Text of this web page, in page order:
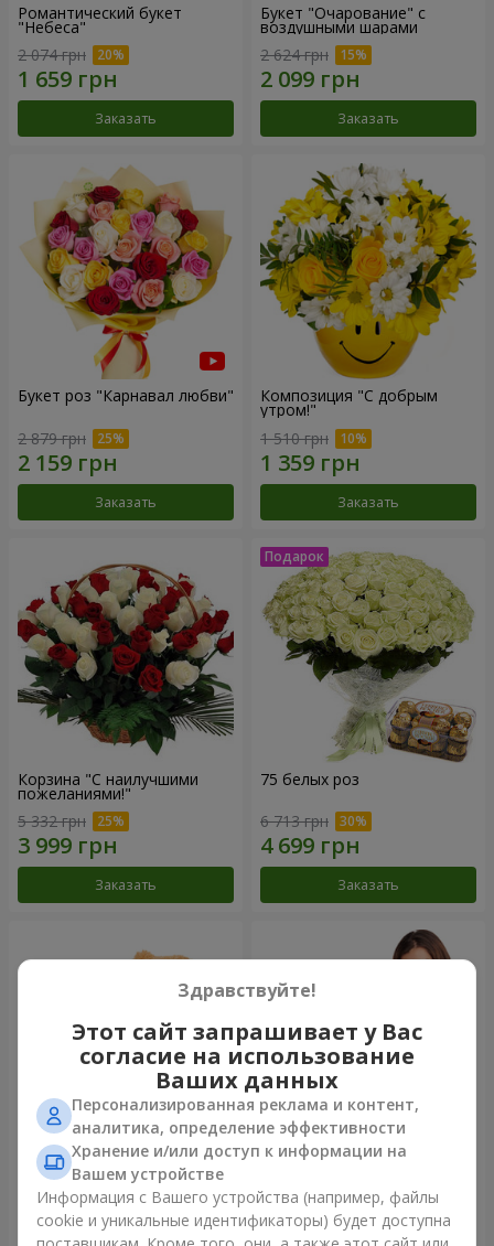
Романтический букет
"Небеса"
2 074 грн
Заказать
Букет "Очарование" с
воздушными шарами
2 624 грн
Заказать
Букет роз "Карнавал любви"
2 879 грн
Заказать
Композиция "С добрым
утром!"
1 510 грн
Заказать
Корзина "С наилучшими
пожеланиями!"
5 332 грн
Заказать
75 белых роз
6 713 грн
Заказать
Мишка с букетом
2 822 грн
151 красная роза
12 907 грн
Здравствуйте!
Этот сайт запрашивает у Вас
согласие на использование
Ваших данных
Персонализированная реклама и контент,
аналитика, определение эффективности
Хранение и/или доступ к информации на
Вашем устройстве
Информация с Вашего устройства (например, файлы
cookie и уникальные идентификаторы) будет доступна